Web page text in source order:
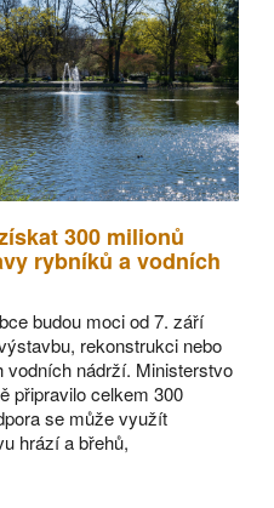
300 milionů
rybníků a vodních
budou moci od 7. září
rekonstrukci nebo
vodních nádrží. Ministerstvo
připravilo celkem 300
se může využít
hrází a břehů,